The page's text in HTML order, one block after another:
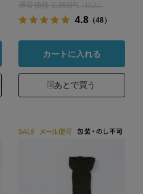
通常価格 2,860円 （税込）
4.8（48）
カートに入れる
あとで買う